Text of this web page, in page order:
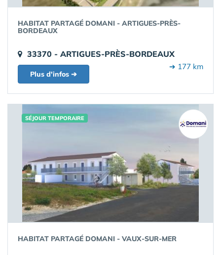
HABITAT PARTAGÉ DOMANI - ARTIGUES-PRÈS-
BORDEAUX
33370 - ARTIGUES-PRÈS-BORDEAUX
➔ 177 km
Plus d'infos ➔
SÉJOUR TEMPORAIRE
HABITAT PARTAGÉ DOMANI - VAUX-SUR-MER